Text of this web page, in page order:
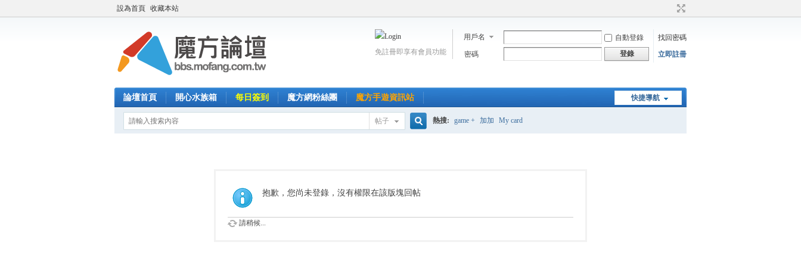
設為首頁 收藏本站
用戶名 自動登錄
找回密碼
密碼
登錄 立即註冊
免註冊即享有會員功能
快捷導航
論壇首頁 開心水族箱 每日簽到 魔方網粉絲團 魔方手遊資訊站
帖子
索
熱搜: game + 加加 My card
抱歉，您尚未登錄，沒有權限在該版塊回帖
請稍候...